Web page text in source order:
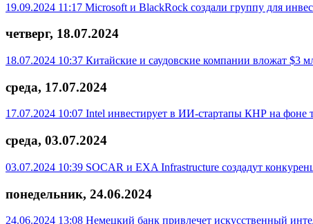
19.09.2024 11:17 Microsoft и BlackRock создали группу для
четверг, 18.07.2024
18.07.2024 10:37 Китайские и саудовские компании вложат $3
среда, 17.07.2024
17.07.2024 10:07 Intel инвестирует в ИИ-стартапы КНР на
среда, 03.07.2024
03.07.2024 10:39 SOCAR и EXA Infrastructure создадут
понедельник, 24.06.2024
24.06.2024 13:08 Немецкий банк привлечет искусственный